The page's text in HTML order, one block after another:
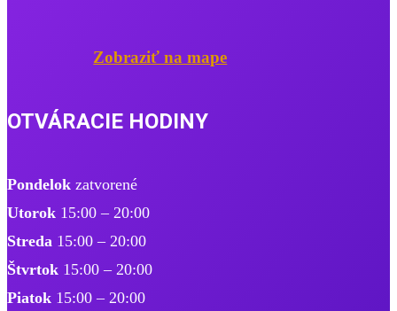
Zobraziť na mape
OTVÁRACIE HODINY
Pondelok zatvorené
Utorok 15:00 – 20:00
Streda 15:00 – 20:00
Štvrtok 15:00 – 20:00
Piatok 15:00 – 20:00